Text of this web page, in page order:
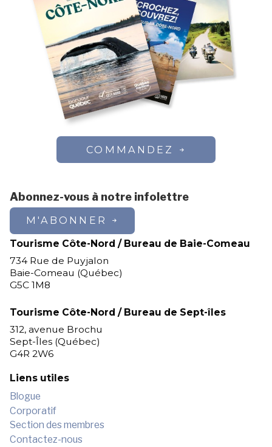
COMMANDEZ
Abonnez-vous à notre infolettre
M'ABONNER
Tourisme Côte-Nord / Bureau de Baie-Comeau
734 Rue de Puyjalon
Baie-Comeau (Québec)
G5C 1M8
Tourisme Côte-Nord / Bureau de Sept-îles
312, avenue Brochu
Sept-Îles (Québec)
G4R 2W6
Liens utiles
Blogue
Corporatif
Section des membres
Contactez-nous